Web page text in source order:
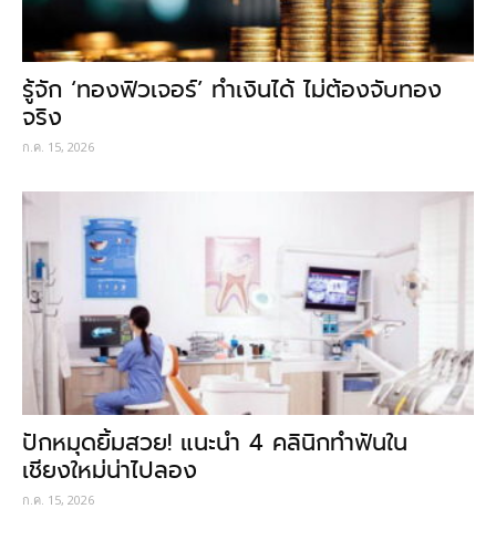
รู้จัก ‘ทองฟิวเจอร์’ ทำเงินได้ ไม่ต้องจับทอง
จริง
ก.ค. 15, 2026
ปักหมุดยิ้มสวย! แนะนำ 4 คลินิกทำฟันใน
เชียงใหม่น่าไปลอง
ก.ค. 15, 2026